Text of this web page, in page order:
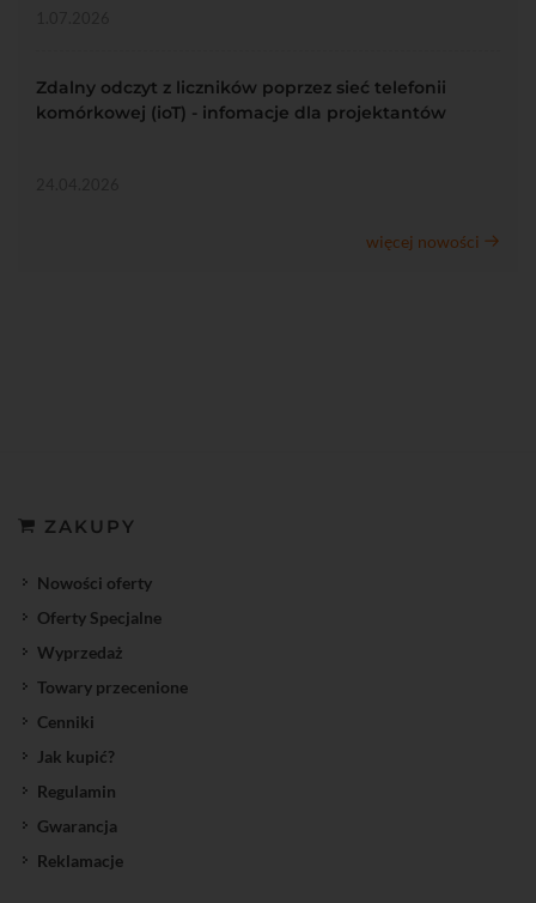
Zdalny odczyt z liczników poprzez sieć telefonii
komórkowej (ioT) - infomacje dla projektantów
więcej nowości
ZAKUPY
Nowości oferty
Oferty Specjalne
Wyprzedaż
Towary przecenione
Cenniki
Jak kupić?
Regulamin
Gwarancja
Reklamacje